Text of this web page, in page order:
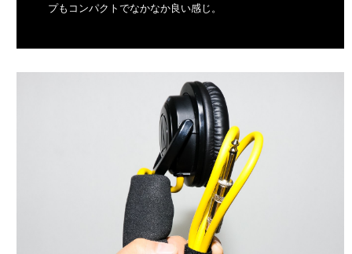
プもコンパクトでなかなか良い感じ。